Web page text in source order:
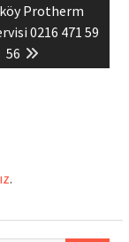
Protherm
0216 471 59
56
.